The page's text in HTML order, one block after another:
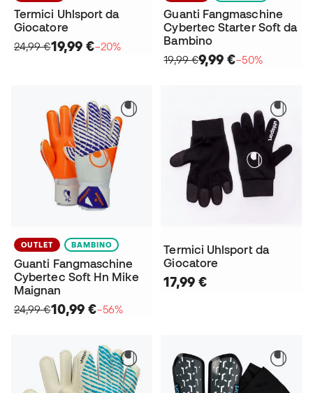
Termici Uhlsport da
Giocatore
24,99 €19,99 €−20%
Guanti Fangmaschine
Cybertec Starter Soft da
Bambino
19,99 €9,99 €−50%
OUTLET BAMBINO
Guanti Fangmaschine
Cybertec Soft Hn Mike
Maignan
24,99 €10,99 €−56%
Termici Uhlsport da
Giocatore
17,99 €